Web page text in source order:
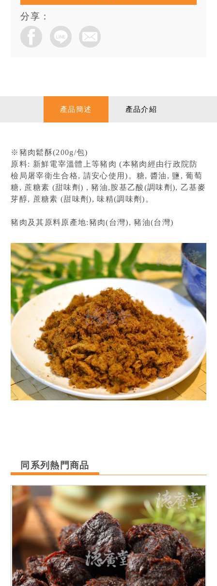
分享：
產品簡述 產品介紹
※豬肉鬆酥(200g/包)
原料: 新鮮電宰溫體上等豬肉 (本豬肉經由行政院防
檢局屠宰衛生合格, 請安心使用)。糖, 醬油, 鹽, 葡萄
糖, 蔗糖素 (甜味劑) , 豬油,胺基乙酸(調味劑), 乙基麥
芽醇, 蔗糖素 (甜味劑), 味精(調味劑)。
豬肉及其原料原產地:豬肉(台灣), 豬油(台灣)
同系列熱門商品